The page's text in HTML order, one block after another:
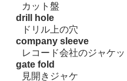
カット盤
drill hole
ドリル上の穴
company sleeve
レコード会社のジャケッ
gate fold
見開きジャケ